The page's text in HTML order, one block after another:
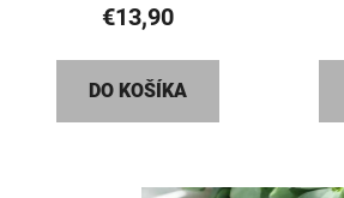
€13,90
DO KOŠÍKA